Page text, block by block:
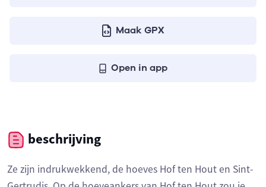
Maak GPX
Open in app
beschrijving
Ze zijn indrukwekkend, de hoeves Hof ten Hout en Sint-